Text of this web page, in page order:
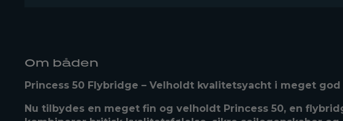
Om båden
Princess 50 Flybridge – Velholdt kvalitetsyacht i meget god
Nu tilbydes en meget fin og velholdt Princess 50, en